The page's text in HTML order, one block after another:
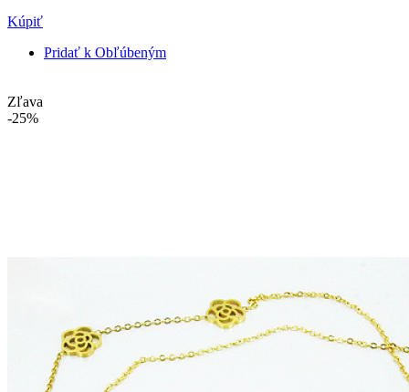
Kúpiť
Pridať k Obľúbeným
Zľava
-25%